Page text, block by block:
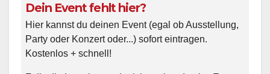
Dein Event fehlt hier?
Hier kannst du deinen Event (egal ob Ausstellung,
Party oder Konzert oder...) sofort eintragen.
Kostenlos + schnell!